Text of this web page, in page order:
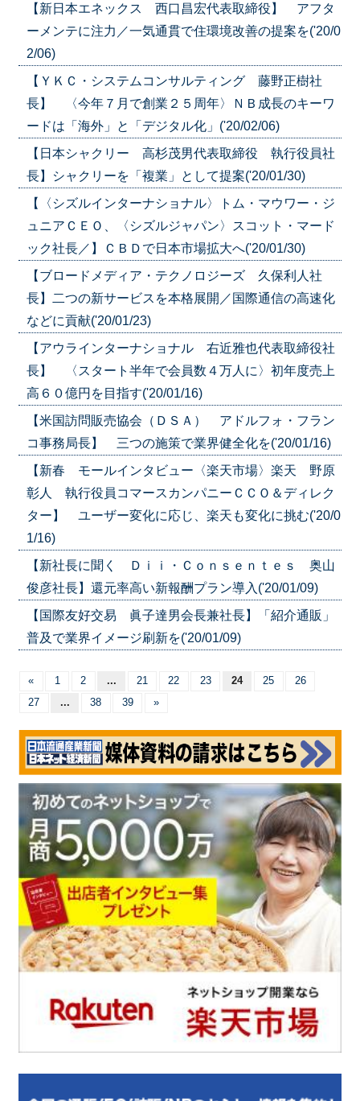
【新日本エネックス 西口昌宏代表取締役】 アフタ
ーメンテに注力／一気通貫で住環境改善の提案を('20/0
2/06)
【ＹＫＣ・システムコンサルティング 藤野正樹社
長】 〈今年７月で創業２５周年〉ＮＢ成長のキーワ
ードは「海外」と「デジタル化」('20/02/06)
【日本シャクリー 高杉茂男代表取締役 執行役員社
長】シャクリーを「複業」として提案('20/01/30)
【〈シズルインターナショナル〉トム・マウワー・ジ
ュニアＣＥＯ、〈シズルジャパン〉スコット・マード
ック社長／】ＣＢＤで日本市場拡大へ('20/01/30)
【ブロードメディア・テクノロジーズ 久保利人社
長】二つの新サービスを本格展開／国際通信の高速化
などに貢献('20/01/23)
【アウラインターナショナル 右近雅也代表取締役社
長】 〈スタート半年で会員数４万人に〉初年度売上
高６０億円を目指す('20/01/16)
【米国訪問販売協会（ＤＳＡ） アドルフォ・フラン
コ事務局長】 三つの施策で業界健全化を('20/01/16)
【新春 モールインタビュー〈楽天市場〉楽天 野原
彰人 執行役員コマースカンパニーＣＣＯ＆ディレク
ター】 ユーザー変化に応じ、楽天も変化に挑む('20/0
1/16)
【新社長に聞く Ｄｉｉ・Ｃｏｎｓｅｎｔｅｓ 奥山
俊彦社長】還元率高い新報酬プラン導入('20/01/09)
【国際友好交易 眞子達男会長兼社長】「紹介通販」
普及で業界イメージ刷新を('20/01/09)
« 1 2 ... 21 22 23 24 25
26
27
... 38 39 »